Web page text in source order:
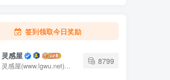
签到领取今日奖励
灵感屋
灵感屋(www.lgwu.net)尽可能为每一位设计师提供更全面、更精致、更具有创意感的设计素材。努力成为景观设计师展示实力和互相学习的优质网络资源发布平台。
8799